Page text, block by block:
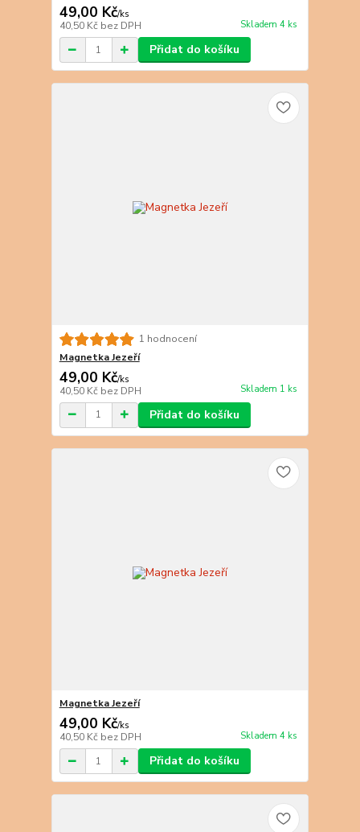
49,00 Kč/ks
40,50 Kč bez DPH Skladem 4 ks
Přidat do košíku
1 hodnocení
Magnetka Jezeří
49,00 Kč/ks
40,50 Kč bez DPH Skladem 1 ks
Přidat do košíku
Magnetka Jezeří
49,00 Kč/ks
40,50 Kč bez DPH Skladem 4 ks
Přidat do košíku